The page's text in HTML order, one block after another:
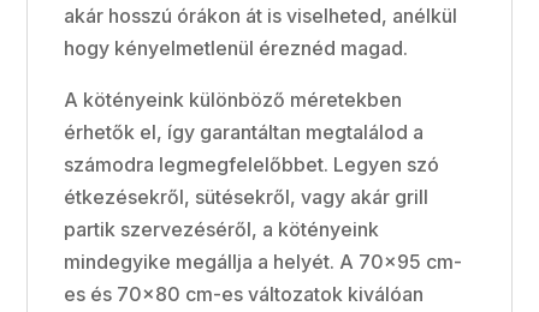
akár hosszú órákon át is viselheted, anélkül
hogy kényelmetlenül éreznéd magad.
A kötényeink különböző méretekben
érhetők el, így garantáltan megtalálod a
számodra legmegfelelőbbet. Legyen szó
étkezésekről, sütésekről, vagy akár grill
partik szervezéséről, a kötényeink
mindegyike megállja a helyét. A 70x95 cm-
es és 70x80 cm-es változatok kiválóan